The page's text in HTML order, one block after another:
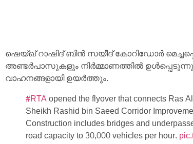
ഷെയ്ഖ് റാഷിദ് ബിൻ സയീദ് കോറിഡോർ
അണ്ടർപാസുകളും നിർമ്മാണത്തിൽ ഉൾപ്പെടുന്നു,
വാഹനങ്ങളായി ഉയർത്തും.
#RTAopened the flyover that connects Ras
Sheikh Rashid bin Saeed Corridor
Construction includes bridges and
road capacity to 30,000 vehicles per hour.